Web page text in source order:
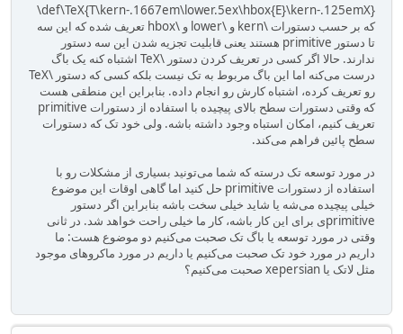
\def\TeX{T\kern-.1667em\lower.5ex\hbox{E}\kern-.125emX}
که بر حسب دستورات \kern و \lower و \hbox تعریف شده که این سه
تا دستور primitive هستند یعنی قابلیت تجزیه شدن این سه دستور
ندارند. حالا اگر کسی در تعریف کردن دستور \TeX اشتباه کنه یک باگ
درست می‌کنه اما این باگ مربوط به تک نیست بلکه کسی که دستور \TeX
رو تعریف کرده، اشتباه کارش رو انجام داده. بنابراین این منطقی هست
که وقتی دستورات سطح بالای پیچیده با استفاده از دستورات primitive
تعریف کنیم، امکان استباه وجود داشته باشه. ولی خود تک که دستورات
سطح پائین فراهم می‌کند.
در مورد توسعه تک درسته که شما می‌تونید بسیاری از مشکلات رو با
استفاده از دستورات primitive حل کنید اما گاهی اوقات این موضوع
خیلی پیچیده می‌شه یا شاید خیلی سخت باشه بنابراین اگر دستور
primitiveی برای این کار باشه، کار ما خیلی راحت خواهد شد. در ثانی
وقتی در مورد توسعه یا باگ تک صحبت می‌کنیم دو موضوع هست: ما
داریم در مورد خود تک صحبت می‌کنیم یا داریم در مورد ماکروهای موجود
مثل لاتک یا xepersian صحبت می‌کنیم؟